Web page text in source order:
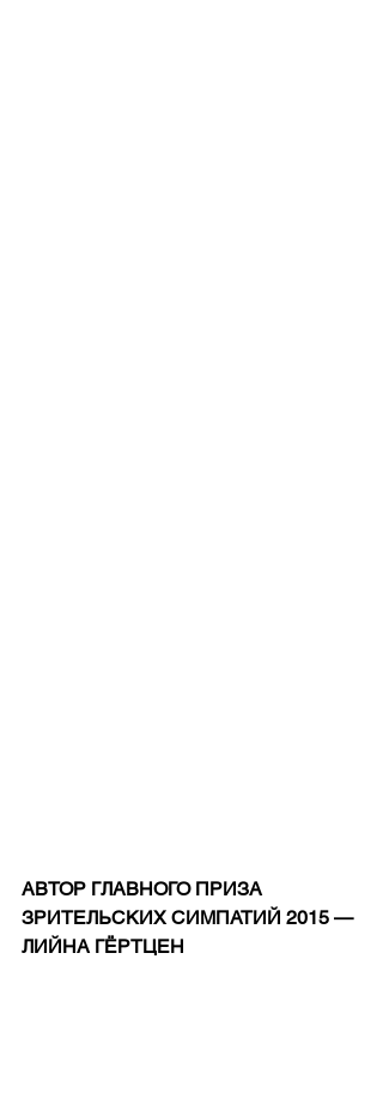
АВТОР ГЛАВНОГО ПРИЗА
ЗРИТЕЛЬСКИХ СИМПАТИЙ 2015 —
ЛИЙНА ГЁРТЦЕН